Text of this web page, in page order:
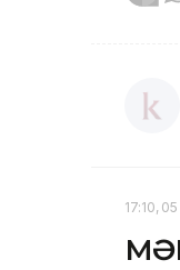
17:10,